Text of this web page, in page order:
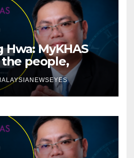
Hwa: MyKHAS
people,
should not